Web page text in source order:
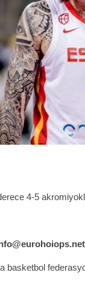
4-5